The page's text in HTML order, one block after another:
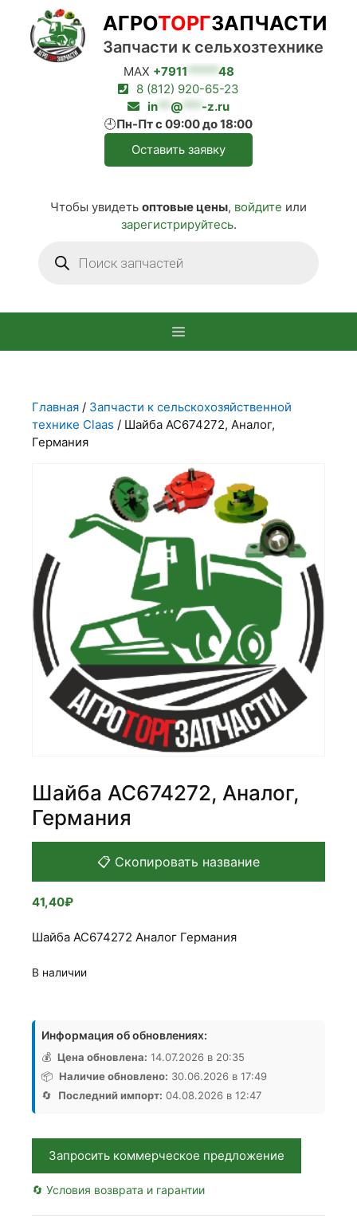
Перейти
содержимому
MAX +7911 ***** 48
8 (812) 920-65-23
in
@ *** -z.ru
🕘Пн-Пт с 09:00 до 18:00
Оставить заявку
Чтобы увидеть оптовые цены, войдите или
зарегистрируйтесь.
товаров
АГРОТОРГЗАПЧАСТИ
Запчасти к сельхозтехнике
Главная / Запчасти к сельскохозяйственной
технике Claas / Шайба АС674272, Аналог,
Германия
Шайба АС674272, Аналог,
Германия
📋 Скопировать название
41,40₽
Шайба АС674272 Аналог Германия
В наличии
товара
Шайба
АС674272,
Аналог,
Германия
Информация об обновлениях:
💰 Цена обновлена: 14.07.2026 в 20:35
📦 Наличие обновлено: 30.06.2026 в 17:49
🔄
Последний импорт: 04.08.2026 в 12:47
Запросить коммерческое предложение
🔄 Условия возврата и гарантии